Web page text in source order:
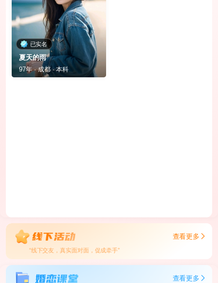
已实名
夏天的雨
97年 · 成都 · 本科
查看更多
“线下交友，真实面对面，促成牵手”
查看更多